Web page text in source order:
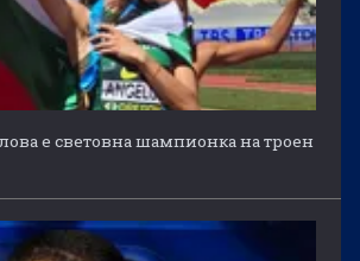
е световна шампионка на троен